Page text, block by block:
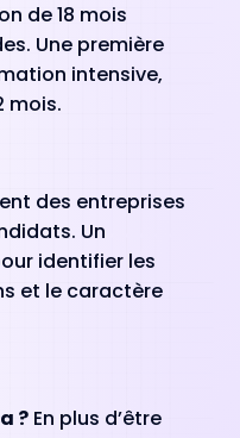
de 18 mois
Une première
intensive,
mois.
des entreprises
Un
identifier les
et le caractère
? En plus d’être